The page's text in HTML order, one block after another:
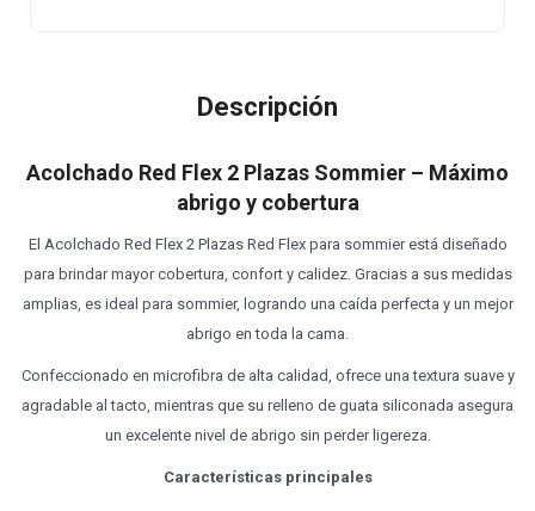
Descripción
Acolchado Red Flex 2 Plazas Sommier – Máximo
abrigo y cobertura
El Acolchado Red Flex 2 Plazas Red Flex para sommier está diseñado
para brindar mayor cobertura, confort y calidez. Gracias a sus medidas
amplias, es ideal para sommier, logrando una caída perfecta y un mejor
abrigo en toda la cama.
Confeccionado en microfibra de alta calidad, ofrece una textura suave y
agradable al tacto, mientras que su relleno de guata siliconada asegura
un excelente nivel de abrigo sin perder ligereza.
Características principales